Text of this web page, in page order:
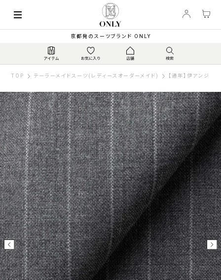
京都発のスーツブランド ONLY
TOP テーラーメイドスーツ(レディースオーダーメイド) 【通年】伊アンジェ